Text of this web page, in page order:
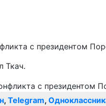
с президентом
Ткач.
, Telegram,